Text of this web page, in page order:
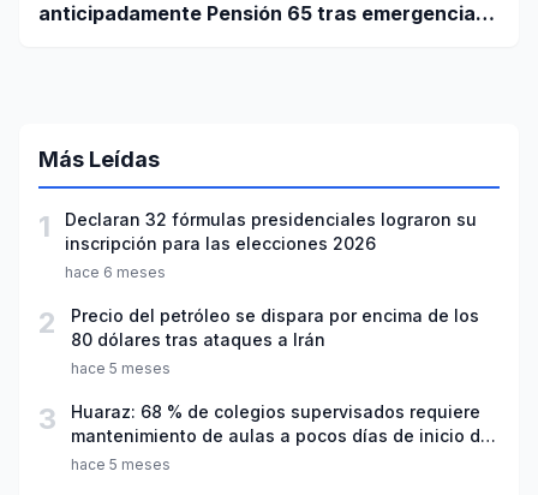
anticipadamente Pensión 65 tras emergencia
Más Leídas
1
Declaran 32 fórmulas presidenciales lograron su
inscripción para las elecciones 2026
hace 6 meses
2
Precio del petróleo se dispara por encima de los
80 dólares tras ataques a Irán
hace 5 meses
3
Huaraz: 68 % de colegios supervisados requiere
mantenimiento de aulas a pocos días de inicio del
año escolar 2026
hace 5 meses